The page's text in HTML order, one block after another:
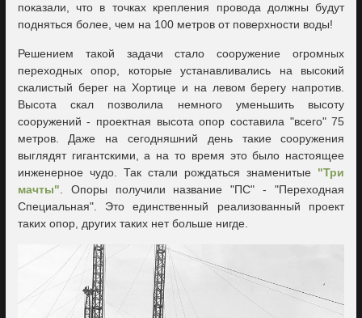
показали, что в точках крепления провода должны будут
подняться более, чем на 100 метров от поверхности воды!
Решением такой задачи стало сооружение огромных
переходных опор, которые устанавливались на высокий
скалистый берег на Хортице и на левом берегу напротив.
Высота скал позволила немного уменьшить высоту
сооружений - проектная высота опор составила "всего" 75
метров. Даже на сегодняшний день такие сооружения
выглядят гигантскими, а на то время это было настоящее
инженерное чудо. Так стали рождаться знаменитые "Три
мачты". Опоры получили название "ПС" - "Переходная
Специальная". Это единственный реализованный проект
таких опор, других таких нет больше нигде.